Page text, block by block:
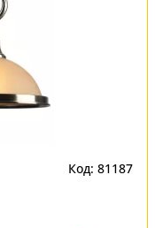
Код: 81187